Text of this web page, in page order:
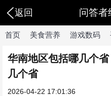
返回 问答者
首页 美食营养 游戏数码
华南地区包括哪几个
几个省
2026-04-22 17:01:36